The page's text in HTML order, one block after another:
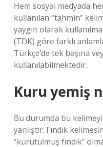
Hem sosyal medyada
kullanılan “tahmin”
yaygın olarak
(TDK) göre farklı
Türkçe’de tek başına
kullanılabilmektedir.
Kuru yemiş
Bu durumda bu kelimeyi
yanlıştır. Fındık
“kurutulmuş fındık”